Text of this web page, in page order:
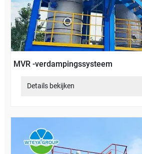
MVR -verdampingssysteem
Details bekijken